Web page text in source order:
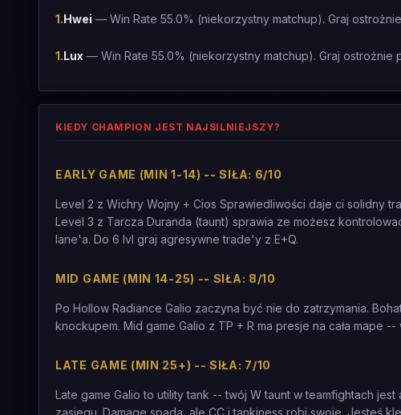
1.Hwei — Win Rate 55.0% (niekorzystny matchup). Graj
1.Lux — Win Rate 55.0% (niekorzystny matchup). Graj ostrożnie
KIEDY CHAMPION JEST NAJSILNIEJSZY?
EARLY GAME (MIN 1-14) -- SIŁA: 6/10
Level 2 z Wichry Wojny + Cios Sprawiedliwości daje ci solidny
Level 3 z Tarcza Duranda (taunt) sprawia ze możesz
lane'a. Do 6 lvl graj agresywne trade'y z E+Q.
MID GAME (MIN 14-25) -- SIŁA: 8/10
Po Hollow Radiance Galio zaczyna być nie do zatrzymania.
knockupem. Mid game Galio z TP + R ma presje na cała mape
LATE GAME (MIN 25+) -- SIŁA: 7/10
Late game Galio to utility tank -- twój W taunt w teamfightach
zasiegu. Damage spada, ale CC i tankiness robi swoje. Jesteś